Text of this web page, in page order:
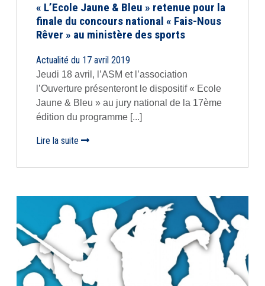
« L’Ecole Jaune & Bleu » retenue pour la
finale du concours national « Fais-Nous
Rêver » au ministère des sports
Actualité du 17 avril 2019
Jeudi 18 avril, l’ASM et l’association
l’Ouverture présenteront le dispositif « Ecole
Jaune & Bleu » au jury national de la 17ème
édition du programme [...]
Lire la suite